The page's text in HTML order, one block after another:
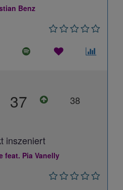
Benz
37 38
inszeniert
feat. Pia Vanelly